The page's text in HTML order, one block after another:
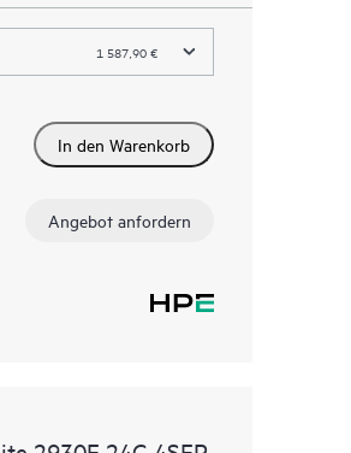
1 587,90 €
In den Warenkorb
Angebot anfordern